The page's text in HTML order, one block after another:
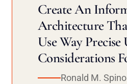
Create An
Architecture
Use Way
Considerations
Ronald M. Spino